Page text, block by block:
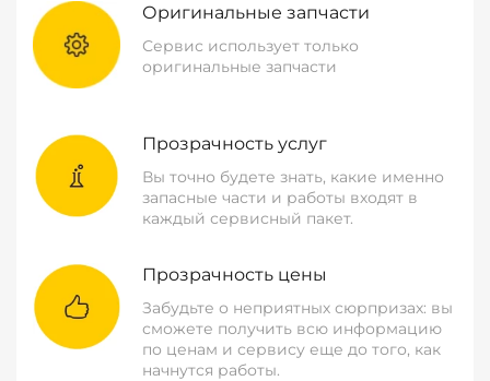
Оригинальные запчасти
Сервис использует только
оригинальные запчасти
Прозрачность услуг
Вы точно будете знать, какие именно
запасные части и работы входят в
каждый сервисный пакет.
Прозрачность цены
Забудьте о неприятных сюрпризах: вы
сможете получить всю информацию
по ценам и сервису еще до того, как
начнутся работы.